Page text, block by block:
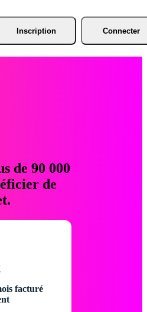
Inscription Connecter
de 90 000
de
facturé